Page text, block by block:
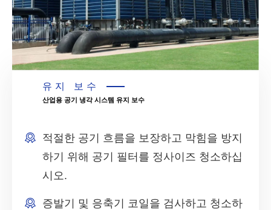
유지 보수
산업용 공기 냉각 시스템 유지 보수
적절한 공기 흐름을 보장하고 막힘을 방지
하기 위해 공기 필터를 정사이즈 청소하십
시오.
증발기 및 응축기 코일을 검사하고 청소하